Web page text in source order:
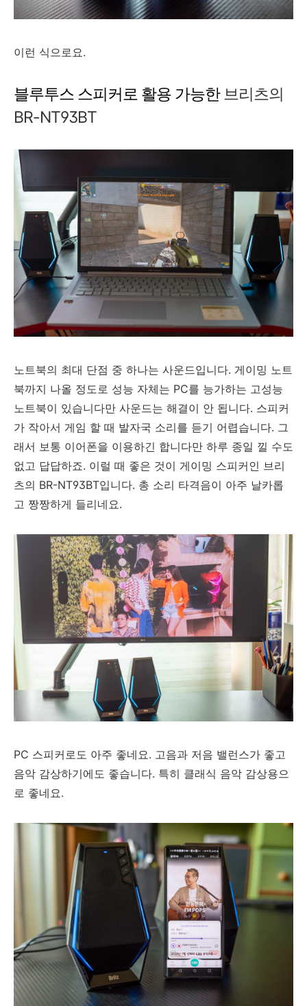
이런 식으로요.
블루투스 스피커로 활용 가능한브리츠의
BR-NT93BT
노트북의 최대 단점 중 하나는 사운드입니다. 게이밍 노트
북까지 나올 정도로 성능 자체는 PC를 능가하는 고성능
노트북이 있습니다만 사운드는 해결이 안 됩니다. 스피커
가 작아서 게임 할 때 발자국 소리를 듣기 어렵습니다. 그
래서 보통 이어폰을 이용하긴 합니다만 하루 종일 낄 수도
없고 답답하죠. 이럴 때 좋은 것이 게이밍 스피커인 브리
츠의 BR-NT93BT입니다. 총 소리 타격음이 아주 날카롭
고 짱짱하게 들리네요.
PC 스피커로도 아주 좋네요. 고음과 저음 밸런스가 좋고
음악 감상하기에도 좋습니다. 특히 클래식 음악 감상용으
로 좋네요.